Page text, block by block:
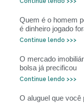
Quem é o homem
é dinheiro jogado
Continue lendo >>>
O mercado
bolsa já precificou
Continue lendo >>>
O aluguel que você